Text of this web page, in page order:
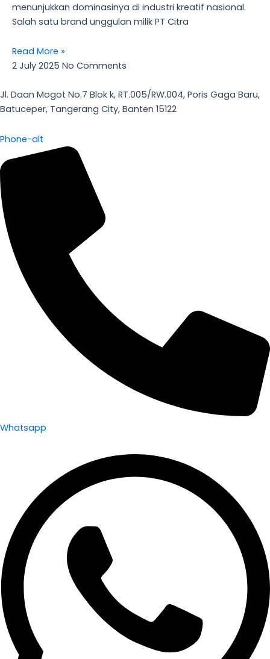
menunjukkan dominasinya di industri kreatif nasional.
Salah satu brand unggulan milik PT Citra
Read More »
2 July 2025 No Comments
Jl. Daan Mogot No.7 Blok k, RT.005/RW.004, Poris Gaga Baru,
Batuceper, Tangerang City, Banten 15122
Phone-alt
Whatsapp